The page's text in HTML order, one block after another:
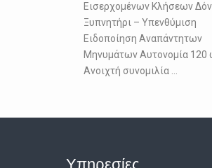
Εισερχομένων Κλήσεων
Ξυπνητήρι – Υπενθύμιση
Ειδοποίηση Αναπάντητων
Μηνυμάτων Αυτονομία
Ανοιχτή συνομιλία …
Υπηρεσίες